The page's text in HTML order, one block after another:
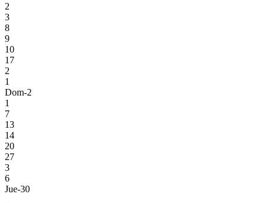
2
3
8
9
10
17
2
1
Dom-2
1
7
13
14
20
27
3
6
Jue-30